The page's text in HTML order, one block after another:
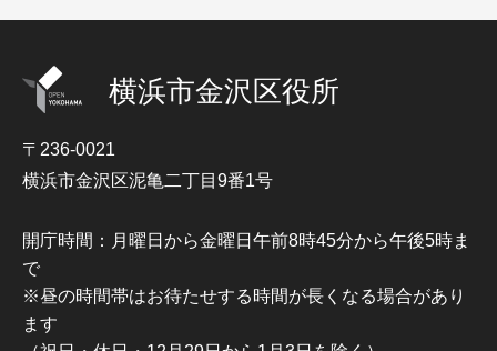
横浜市金沢区役所
〒236-0021
横浜市金沢区泥亀二丁目9番1号
開庁時間：月曜日から金曜日午前8時45分から午後5時ま
で
※昼の時間帯はお待たせする時間が長くなる場合があり
ます